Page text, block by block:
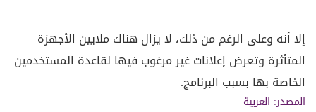
إلا أنه وعلى الرغم من ذلك، لا يزال هناك ملايين الأجهزة
المتأثرة وتعرض إعلانات غير مرغوب فيها لقاعدة المستخدمين
الخاصة بها بسبب البرنامج.
المصدر: العربية